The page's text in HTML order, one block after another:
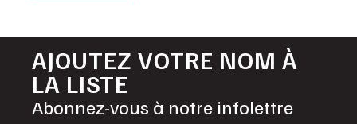
AJOUTEZ VOTRE NOM À
LA LISTE
Abonnez-vous à notre infolettre